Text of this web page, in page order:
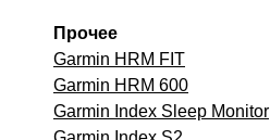
Прочее
Garmin HRM FIT
Garmin HRM 600
Garmin Index Sleep Monitor